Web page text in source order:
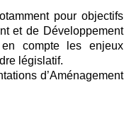
pour objectifs
et de Développement
compte les enjeux
législatif.
d’Aménagement